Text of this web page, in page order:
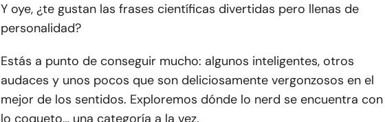
Y oye, ¿te gustan las frases científicas divertidas pero llenas de
personalidad?
Estás a punto de conseguir mucho: algunos inteligentes, otros
audaces y unos pocos que son deliciosamente vergonzosos en el
mejor de los sentidos. Exploremos dónde lo nerd se encuentra con
lo coqueto… una categoría a la vez.